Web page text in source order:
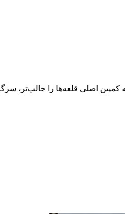
اصلی قلعه‌ها را جالب‌تر،